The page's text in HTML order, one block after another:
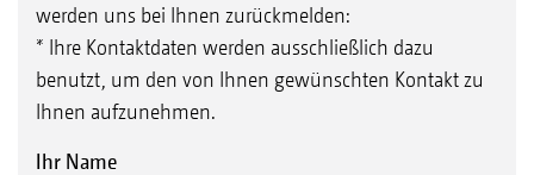
werden uns bei Ihnen zurückmelden:
* Ihre Kontaktdaten werden ausschließlich dazu
benutzt, um den von Ihnen gewünschten Kontakt zu
Ihnen aufzunehmen.
Ihr Name